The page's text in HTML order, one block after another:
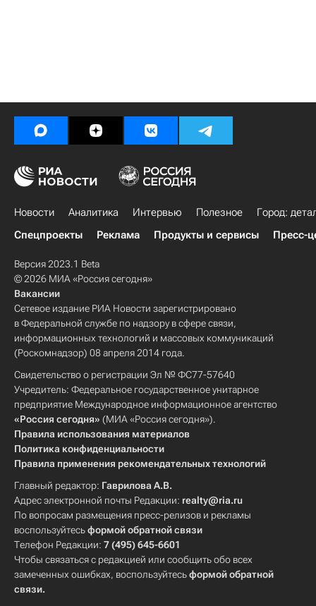
Новости Аналитика Интервью Полезное
Город:
Спецпроекты
Реклама Продукты и сервисы Пресс-
Версия 2023.1 Beta
© 2026 МИА «Россия сегодня»
Вакансии
Сетевое издание РИА Новости зарегистрировано
в Федеральной службе по надзору в сфере связи,
информационных технологий и массовых коммуникаций
(Роскомнадзор) 08 апреля 2014 года.
Свидетельство о регистрации Эл № ФС77-57640
Учредитель: Федеральное государственное унитарное
предприятие Международное информационное агентство
«Россия сегодня» (МИА «Россия сегодня»).
Правила использования материалов
Политика конфиденциальности
Правила применения рекомендательных технологий
Главный редактор: Гаврилова А.В.
Адрес электронной почты Редакции: realty@ria.ru
По вопросам размещения пресс-релизов и рекламы
воспользуйтесьформой обратной связи
Телефон Редакции: 7 (495) 645-6601
Чтобы связаться с редакцией или сообщить обо всех
замеченных ошибках, воспользуйтесьформой обратной
связи.